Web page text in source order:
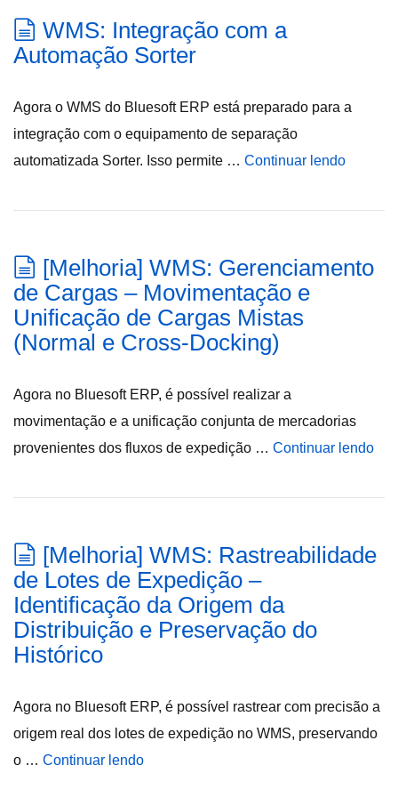
WMS: Integração com a
Automação Sorter
Agora o WMS do Bluesoft ERP está preparado para a
integração com o equipamento de separação
automatizada Sorter. Isso permite … Continuar lendo
[Melhoria] WMS: Gerenciamento
de Cargas – Movimentação e
Unificação de Cargas Mistas
(Normal e Cross-Docking)
Agora no Bluesoft ERP, é possível realizar a
movimentação e a unificação conjunta de mercadorias
provenientes dos fluxos de expedição … Continuar lendo
[Melhoria] WMS: Rastreabilidade
de Lotes de Expedição –
Identificação da Origem da
Distribuição e Preservação do
Histórico
Agora no Bluesoft ERP, é possível rastrear com precisão a
origem real dos lotes de expedição no WMS, preservando
o … Continuar lendo